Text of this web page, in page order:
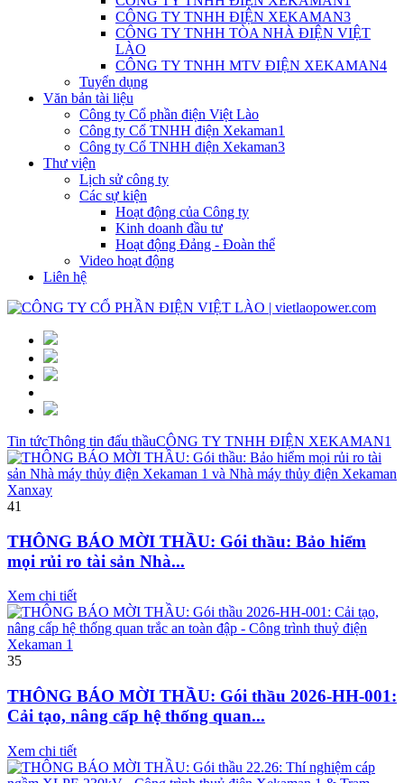
CÔNG TY TNHH ĐIỆN XEKAMAN3
CÔNG TY TNHH TÒA NHÀ ĐIỆN VIỆT
LÀO
CÔNG TY TNHH MTV ĐIỆN XEKAMAN4
Tuyển dụng
Văn bản tài liệu
Công ty Cổ phần điện Việt Lào
Công ty Cổ TNHH điện Xekaman1
Công ty Cổ TNHH điện Xekaman3
Thư viện
Lịch sử công ty
Các sự kiện
Hoạt động của Công ty
Kinh doanh đầu tư
Hoạt động Đảng - Đoàn thể
Video hoạt động
Liên hệ
Tin tứcThông tin đấu thầuCÔNG TY TNHH ĐIỆN XEKAMAN1
41
THÔNG BÁO MỜI THẦU: Gói thầu: Bảo hiểm
mọi rủi ro tài sản Nhà...
Xem chi tiết
35
THÔNG BÁO MỜI THẦU: Gói thầu 2026-HH-001:
Cải tạo, nâng cấp hệ thống quan...
Xem chi tiết